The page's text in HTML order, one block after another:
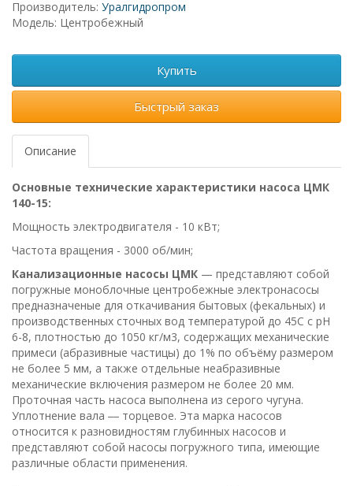
Производитель: Уралгидропром
Модель: Центробежный
Купить
Быстрый заказ
Описание
Основные технические характеристики насоса ЦМК
140-15:
Мощность электродвигателя - 10 кВт;
Частота вращения - 3000 об/мин;
Канализационные насосы ЦМК — представляют собой
погружные моноблочные центробежные электронасосы
предназначеные для откачивания бытовых (фекальных) и
производственных сточных вод температурой до 45С с рН
6-8, плотностью до 1050 кг/м3, содержащих механические
примеси (абразивные частицы) до 1% по объёму размером
не более 5 мм, а также отдельные неабразивные
механические включения размером не более 20 мм.
Проточная часть насоса выполнена из серого чугуна.
Уплотнение вала ― торцевое. Эта марка насосов
относится к разновидностям глубинных насосов и
представляют собой насосы погружного типа, имеющие
различные области применения.